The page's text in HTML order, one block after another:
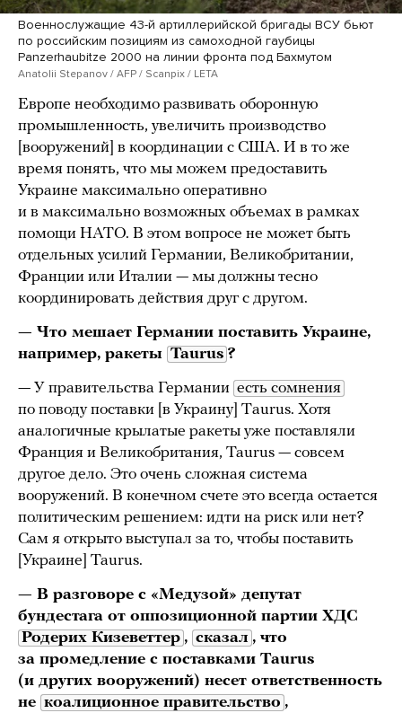
Военнослужащие 43-й артиллерийской бригады ВСУ бьют
по российским позициям из самоходной гаубицы
Panzerhaubitze 2000 на линии фронта под Бахмутом
Anatolii Stepanov / AFP / Scanpix / LETA
Европе необходимо развивать оборонную
промышленность, увеличить производство
[вооружений] в координации с США. И в то же
время понять, что мы можем предоставить
Украине максимально оперативно
и в максимально возможных объемах в рамках
помощи НАТО. В этом вопросе не может быть
отдельных усилий Германии, Великобритании,
Франции или Италии — мы должны тесно
координировать действия друг с другом.
— Что мешает Германии поставить Украине,
например, ракеты Taurus ?
— У правительства Германии есть сомнения
по поводу поставки [в Украину] Тaurus. Хотя
аналогичные крылатые ракеты уже поставляли
Франция и Великобритания, Taurus — совсем
другое дело. Это очень сложная система
вооружений. В конечном счете это всегда остается
политическим решением: идти на риск или нет?
Сам я открыто выступал за то, чтобы поставить
[Украине] Taurus.
— В разговоре с «Медузой» депутат
бундестага от оппозиционной партии ХДС
Родерих Кизеветтер , сказал , что
за промедление с поставками Тaurus
(и других вооружений) несет ответственность
не коалиционное правительство ,